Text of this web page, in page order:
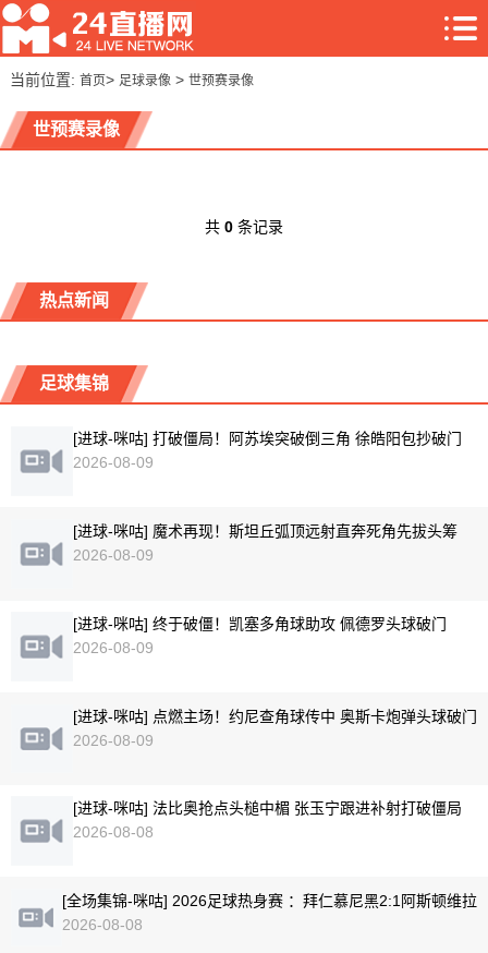
当前位置: 首页> 足球录像 > 世预赛录像
世预赛录像
共 0 条记录
热点新闻
足球集锦
[进球-咪咕] 打破僵局！阿苏埃突破倒三角 徐皓阳包抄破门
2026-08-09
[进球-咪咕] 魔术再现！斯坦丘弧顶远射直奔死角先拔头筹
2026-08-09
[进球-咪咕] 终于破僵！凯塞多角球助攻 佩德罗头球破门
2026-08-09
[进球-咪咕] 点燃主场！约尼查角球传中 奥斯卡炮弹头球破门
2026-08-09
[进球-咪咕] 法比奥抢点头槌中楣 张玉宁跟进补射打破僵局
2026-08-08
[全场集锦-咪咕] 2026足球热身赛 ：拜仁慕尼黑2:1阿斯顿维拉
2026-08-08